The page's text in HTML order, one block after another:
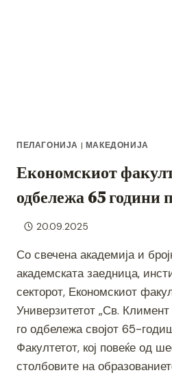
ПЕЛАГОНИЈА | МАКЕДОНИЈА
Економскиот
одбележа 65 години
20.09.2025
Со свечена академија и
академската заедница,
секторот, Економскиот
Универзитетот „Св.
го одбележа својот 65-
Факултетот, кој повеќе од
столбовите на